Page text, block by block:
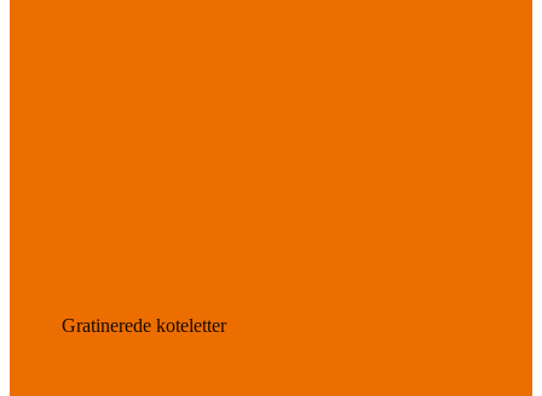
Gratinerede koteletter